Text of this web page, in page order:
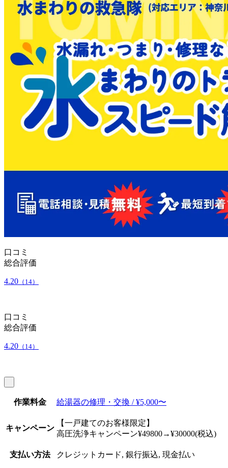
口コミ
総合評価
4.20 （14）
口コミ
総合評価
4.20 （14）
作業料金 給湯器の修理・交換 / ¥5,000〜
キャンペーン
【一戸建てのお客様限定】
高圧洗浄キャンペーン¥49800→¥30000(税込)
支払い方法 クレジットカード, 銀行振込, 現金払い